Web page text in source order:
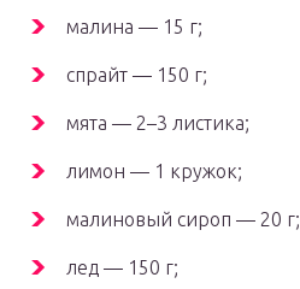
малина — 15 г;
спрайт — 150 г;
мята — 2–3 листика;
лимон — 1 кружок;
малиновый сироп — 20 г;
лед — 150 г;